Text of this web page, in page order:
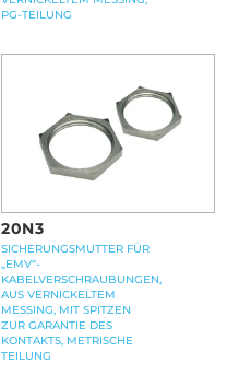
PG-TEILUNG
20N3
SICHERUNGSMUTTER FÜR
„EMV“-
KABELVERSCHRAUBUNGEN,
AUS VERNICKELTEM
MESSING, MIT SPITZEN
ZUR GARANTIE DES
KONTAKTS, METRISCHE
TEILUNG